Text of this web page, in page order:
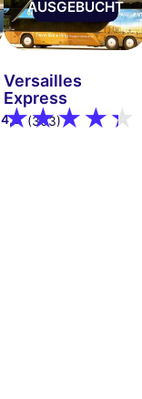
4,8 (303)
AUSGEBUCHT
Versailles
Express